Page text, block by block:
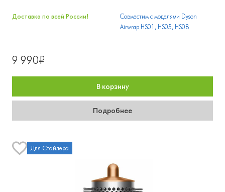
Доставка по всей России!
Совместим с моделями Dyson
Airwrap HS01, HS05, HS08
9 990₽
В корзину
Подробнее
Для Стайлера